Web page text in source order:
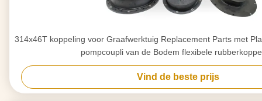
314x46T koppeling voor Graafwerktuig Replacement Parts met
pompcoupli van de Bodem flexibele
Vind de beste prijs